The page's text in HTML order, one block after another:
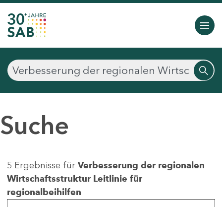
Suche
5 Ergebnisse für Verbesserung der regionalen
Wirtschaftsstruktur Leitlinie für
regionalbeihilfen